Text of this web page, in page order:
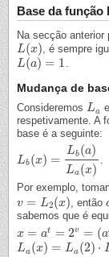
Base da
Na secção
L(x)
L(x) , é sempre
L(a) = 1
L(a)= 1 .
Mudança de
Consideremos La
La
respetivamente. A
base é a seguinte:
Lb (x) =
Lb (a)
La (x)
Lb(x)= Lb( a)La(x) .
Por exemplo,
v = L2(x)
v=L2 (x) , então
sabemos que é
x = at = 2v = (a
x=at =2v =( ac) v=a cv
La (x) = La (2) ⋅
La( x)=L a( 2)⋅L 2(x)